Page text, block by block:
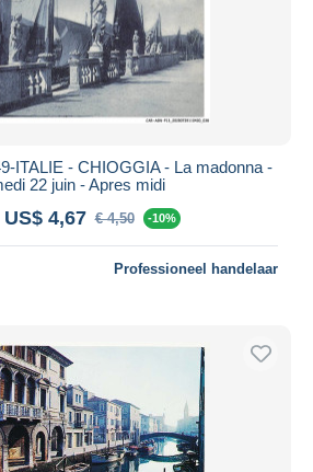
ITALIE - CHIOGGIA - La madonna -
22 juin - Apres midi
US$ 4,67 € 4,50 -10%
Professioneel handelaar